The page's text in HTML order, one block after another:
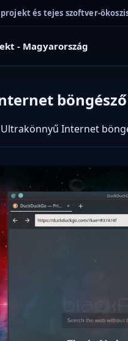
és tejes szoftver-
- Magyarország
böngésző
Ultrakönnyű Internet